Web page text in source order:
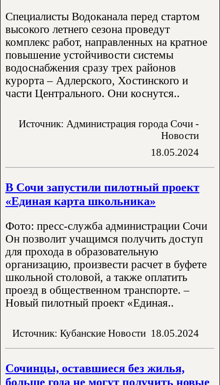
Специалисты Водоканала перед стартом
высокого летнего сезона проведут
комплекс работ, направленных на кратное
повышение устойчивости системы
водоснабжения сразу трех районов
курорта – Адлерского, Хостинского и
части Центрального. Они коснутся..
Источник: Администрация города Сочи -
Новости
18.05.2024
В Сочи запустили пилотный проект
«Единая карта школьника»
Фото: пресс-служба администрации Сочи
Он позволит учащимся получить доступ
для прохода в образовательную
организацию, произвести расчет в буфете
школьной столовой, а также оплатить
проезд в общественном транспорте. –
Новый пилотный проект «Единая..
Источник: Кубанские Новости 18.05.2024
Сочинцы, оставшиеся без жилья,
больше года не могут получить новые